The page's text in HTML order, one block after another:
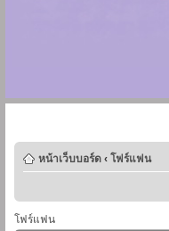
หน้าเว็บบอร์ด ‹ โฟร์แฟน
โฟร์แฟน